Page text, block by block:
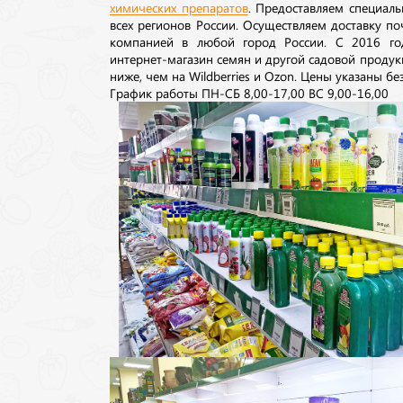
химических препаратов. Предоставляем
всех регионов России. Осуществляем доставку
компанией в любой город России. С 2016
интернет-магазин семян и другой садовой
ниже, чем на Wildberries и Ozon. Цены указаны без
График работы ПН-СБ 8,00-17,00 ВС 9,00-16,00